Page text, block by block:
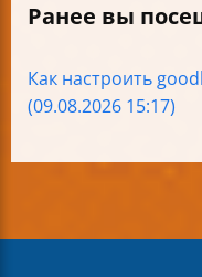
Ранее вы
Как настроить
(09.08.2026 15:17)